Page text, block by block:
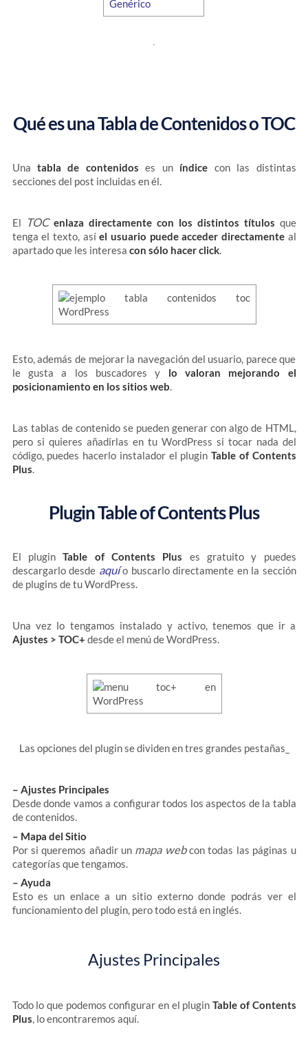
Qué es una Tabla de Contenidos o TOC
Una tabla de contenidos es un índice con las distintas
secciones del post incluidas en él.
El TOC enlaza directamente con los distintos títulos que
tenga el texto, asíel usuario puede acceder directamenteal
apartado que les interesa con sólo hacer click.
Esto, además de mejorar la navegación del usuario, parece que
le gusta a los buscadores y lo valoran mejorando el
posicionamiento en los sitios web.
Las tablas de contenido se pueden generar con algo de HTML,
pero si quieres añadirlas en tu WordPress si tocar nada del
código, puedes hacerlo instalador el plugin Table of Contents
Plus.
Plugin Table of Contents Plus
El pluginTable of Contents Plus es gratuito y puedes
descargarlo desde aquío buscarlo directamente en la sección
de plugins de tu WordPress.
Una vez lo tengamos instalado y activo, tenemos que ir a
Ajustes > TOC+ desde el menú de WordPress.
Las opciones del plugin se dividen en tres grandes pestañas_
– Ajustes Principales
Desde donde vamos a configurar todos los aspectos de la tabla
de contenidos.
– Mapa del Sitio
Por si queremos añadir un mapa webcon todas las páginas u
categorías que tengamos.
– Ayuda
Esto es un enlace a un sitio externo donde podrás ver el
funcionamiento del plugin, pero todo está en inglés.
Ajustes Principales
Todo lo que podemos configurar en el pluginTable of Contents
Plus , lo encontraremos aquí.